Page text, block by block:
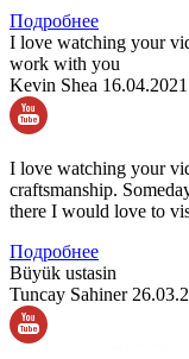
Подробнее
I love watching your
work with you
Kevin Shea 16.04.2021
I love watching your
craftsmanship.
there I would love to
Подробнее
Büyük ustasin
Tuncay Sahiner